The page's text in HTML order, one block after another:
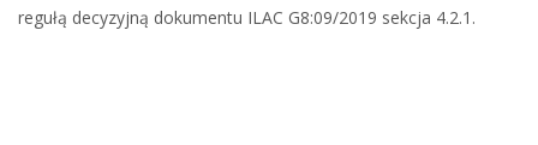
regułą decyzyjną dokumentu ILAC G8:09/2019 sekcja 4.2.1.